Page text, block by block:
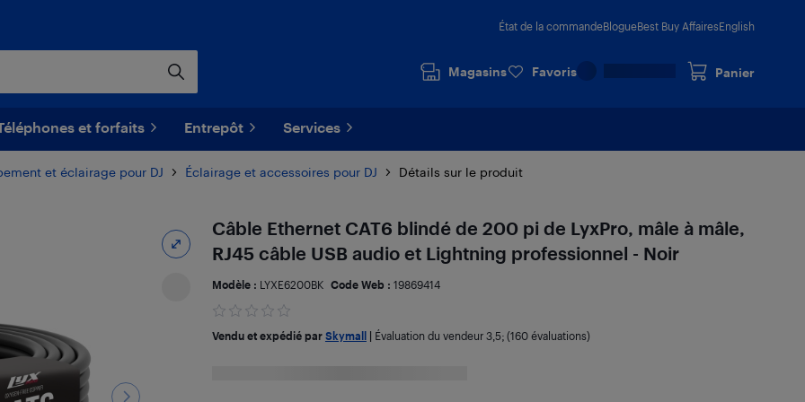
État de la commandeBlogueBest Buy AffairesEnglish
Magasins Favoris Panier
et forfaits Entrepôt Services
et éclairage pour DJ Éclairage et accessoires pour DJ Détails sur le produit
Câble Ethernet CAT6 blindé de 200 pi de LyxPro, mâle à mâle,
RJ45 câble USB audio et Lightning professionnel - Noir
Modèle : LYXE6200BK Code Web : 19869414
Vendu et expédié par Skymall Évaluation du vendeur 3,5; (160 évaluations)